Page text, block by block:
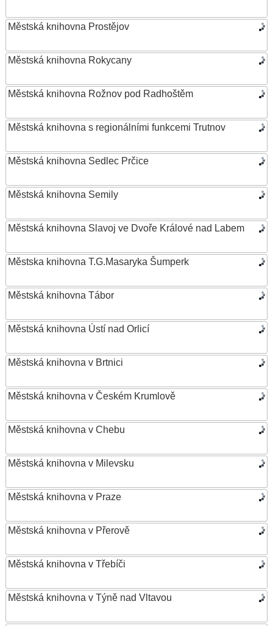
Městská knihovna Prostějov
Městská knihovna Rokycany
Městská knihovna Rožnov pod Radhoštěm
Městská knihovna s regionálními funkcemi Trutnov
Městská knihovna Sedlec Prčice
Městská knihovna Semily
Městská knihovna Slavoj ve Dvoře Králové nad Labem
Městska knihovna T.G.Masaryka Šumperk
Městská knihovna Tábor
Městská knihovna Ústí nad Orlicí
Městská knihovna v Brtnici
Městská knihovna v Českém Krumlově
Městská knihovna v Chebu
Městská knihovna v Milevsku
Městská knihovna v Praze
Městská knihovna v Přerově
Městská knihovna v Třebíči
Městská knihovna v Týně nad Vltavou